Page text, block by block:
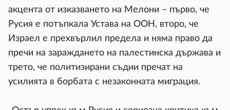
акцента от изказването на Мелони – първо, че
Русия е потъпкала Устава на ООН, второ, че
Израел е прехвърлил предела и няма право да
пречи на зараждането на палестинска държава и
трето, че политизирани съдии пречат на
усилията в борбата с незаконната миграция.